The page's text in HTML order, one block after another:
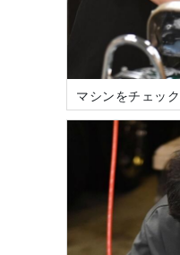
マシンをチェッ